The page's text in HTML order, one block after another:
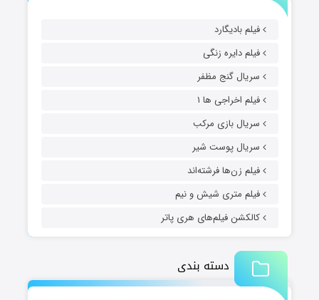
فیلم بادیگارد
فیلم دایره زنگی
سریال گنج مظفر
فیلم اخراجی ها ۱
سریال بازی مرکب
سریال پوست شیر
فیلم زن‌ها فرشته‌اند
فیلم متری شیش و نیم
کالکشن فیلم‌های هری پاتر
دسته بندی